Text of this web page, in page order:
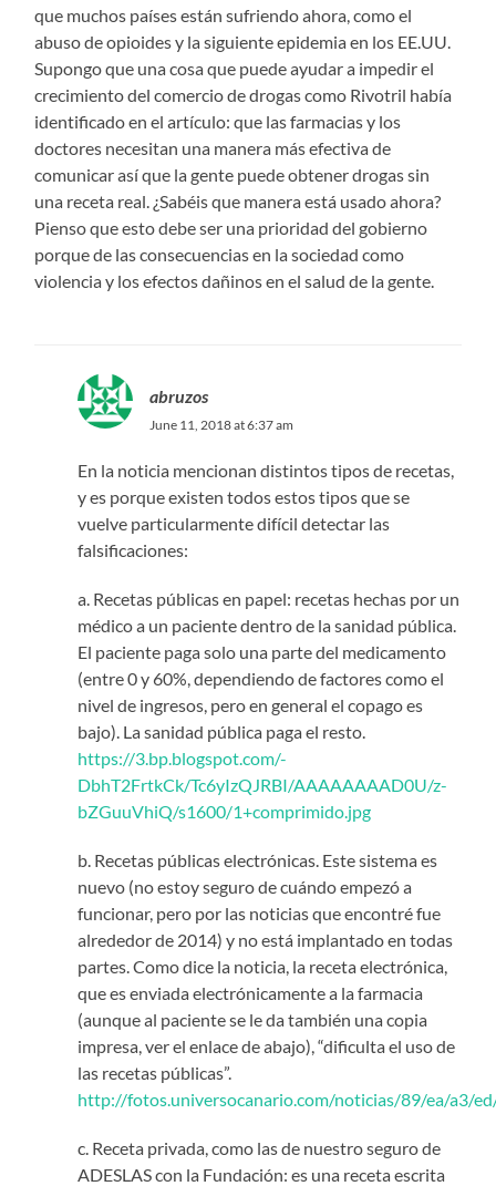
que muchos países están sufriendo ahora, como el
abuso de opioides y la siguiente epidemia en los EE.UU.
Supongo que una cosa que puede ayudar a impedir el
crecimiento del comercio de drogas como Rivotril había
identificado en el artículo: que las farmacias y los
doctores necesitan una manera más efectiva de
comunicar así que la gente puede obtener drogas sin
una receta real. ¿Sabéis que manera está usado ahora?
Pienso que esto debe ser una prioridad del gobierno
porque de las consecuencias en la sociedad como
violencia y los efectos dañinos en el salud de la gente.
abruzos
June 11, 2018 at 6:37 am
En la noticia mencionan distintos tipos de recetas,
y es porque existen todos estos tipos que se
vuelve particularmente difícil detectar las
falsificaciones:
a. Recetas públicas en papel: recetas hechas por un
médico a un paciente dentro de la sanidad pública.
El paciente paga solo una parte del medicamento
(entre 0 y 60%, dependiendo de factores como el
nivel de ingresos, pero en general el copago es
bajo). La sanidad pública paga el resto.
https://3.bp.blogspot.com/-
DbhT2FrtkCk/Tc6yIzQJRBI/AAAAAAAAD0U/z-
bZGuuVhiQ/s1600/1+comprimido.jpg
b. Recetas públicas electrónicas. Este sistema es
nuevo (no estoy seguro de cuándo empezó a
funcionar, pero por las noticias que encontré fue
alrededor de 2014) y no está implantado en todas
partes. Como dice la noticia, la receta electrónica,
que es enviada electrónicamente a la farmacia
(aunque al paciente se le da también una copia
impresa, ver el enlace de abajo), “dificulta el uso de
las recetas públicas”.
http://fotos.universocanario.com/noticias/89/ea/a3/
c. Receta privada, como las de nuestro seguro de
ADESLAS con la Fundación: es una receta escrita